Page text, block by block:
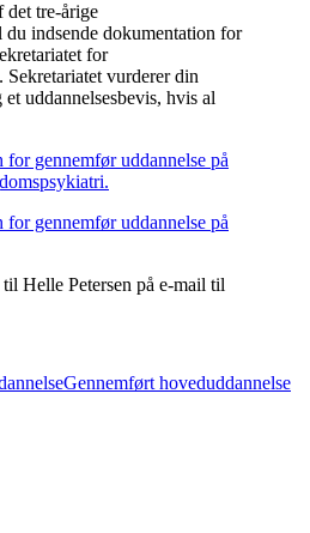
det tre-årige
indsende dokumentation for
for
Sekretariatet vurderer din
uddannelsesbevis, hvis al
gennemfør uddannelse på
gennemfør uddannelse på
Helle Petersen på e-mail til
Gennemført hoveduddannelse